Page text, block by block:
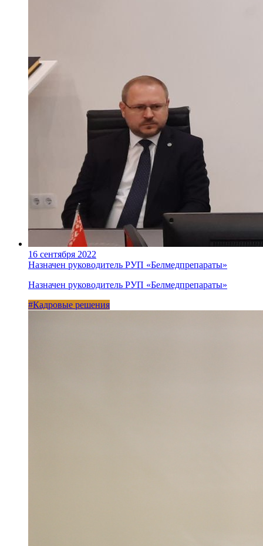
16 сентября 2022
Назначен руководитель РУП «Белмедпрепараты»
Назначен руководитель РУП «Белмедпрепараты»
#Кадровые решения